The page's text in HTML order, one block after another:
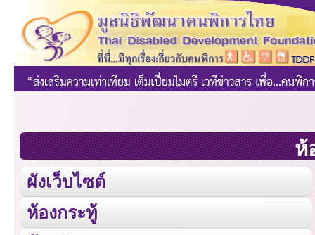
ห้
ผังเว็บไซต์
ห้องกระทู้